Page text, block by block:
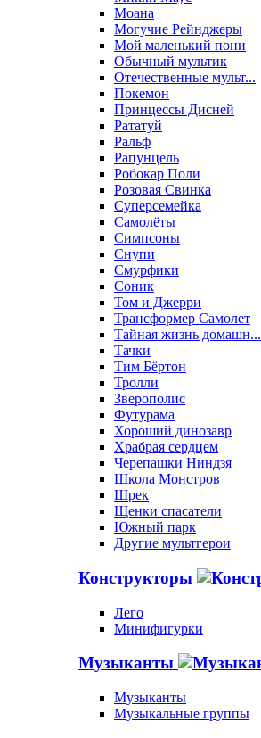
Моана
Могучие Рейнджеры
Мой маленький пони
Обычный мультик
Отечественные мульт...
Покемон
Принцессы Дисней
Рататуй
Ральф
Рапунцель
Робокар Поли
Розовая Свинка
Суперсемейка
Самолёты
Симпсоны
Снупи
Смурфики
Соник
Том и Джерри
Трансформер Самолет
Тайная жизнь домашн...
Тачки
Тим Бёртон
Тролли
Зверополис
Футурама
Хороший динозавр
Храбрая сердцем
Черепашки Ниндзя
Школа Монстров
Шрек
Щенки спасатели
Южный парк
Другие мультгерои
Конструкторы
Лего
Минифигурки
Музыканты
Музыканты
Музыкальные группы